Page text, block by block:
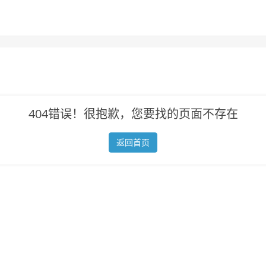
404错误！很抱歉，您要找的页面不存在
返回首页